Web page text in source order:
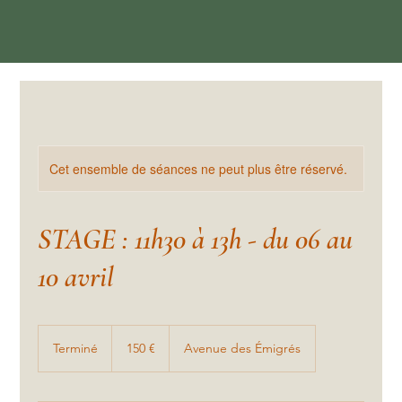
Cet ensemble de séances ne peut plus être réservé.
STAGE : 11h30 à 13h - du 06 au
10 avril
Terminé 150 € Avenue des Émigrés